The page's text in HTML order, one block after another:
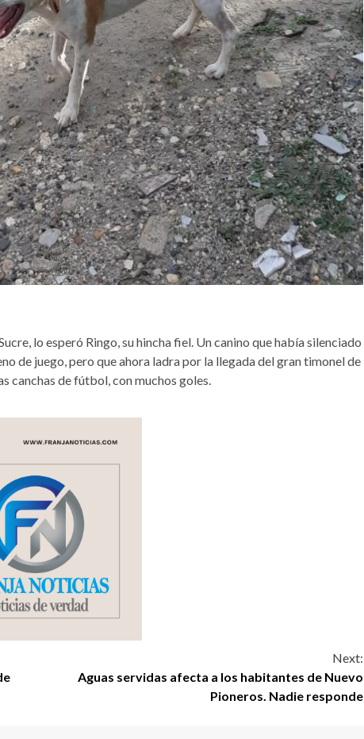
lo esperó Ringo, su hincha fiel. Un canino que había silenciado
de juego, pero que ahora ladra por la llegada del gran timonel de
canchas de fútbol, con muchos goles.
Next:
Aguas servidas afecta a los habitantes de Nuevo
Pioneros. Nadie responde